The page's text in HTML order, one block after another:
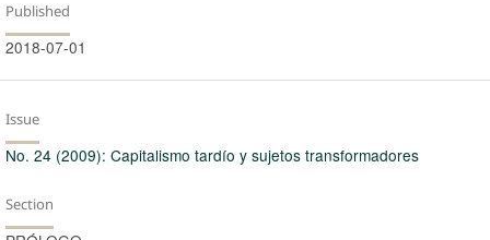
Published
2018-07-01
Issue
No. 24 (2009): Capitalismo tardío y sujetos transformadores
Section